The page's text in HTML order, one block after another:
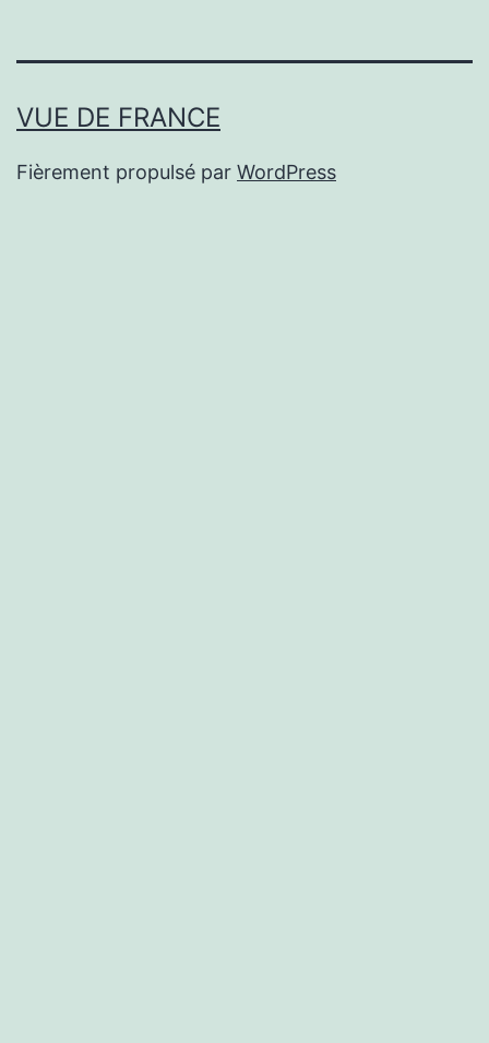
VUE DE FRANCE
Fièrement propulsé par WordPress